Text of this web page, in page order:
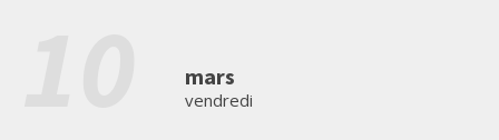
mars
vendredi